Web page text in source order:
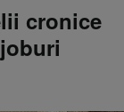
cronice